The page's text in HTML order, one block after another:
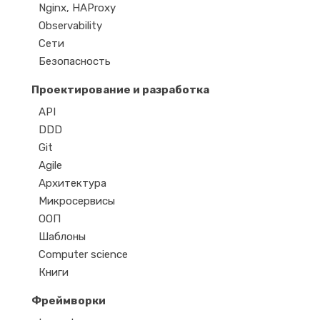
Nginx, HAProxy
Observability
Сети
Безопасность
Проектирование и разработка
API
DDD
Git
Agile
Архитектура
Микросервисы
ООП
Шаблоны
Computer science
Книги
Фреймворки